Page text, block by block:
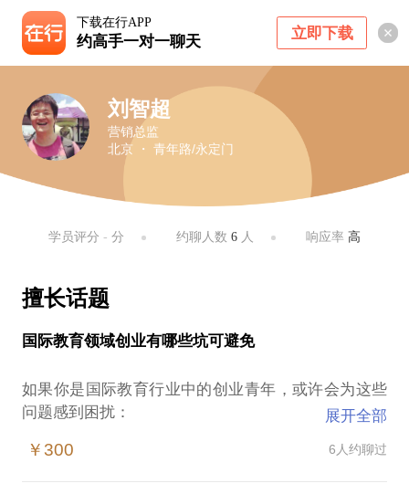
下载在行APP
约高手一对一聊天 立即下载
刘智超
营销总监
北京 ・ 青年路/永定门
学员评分 - 分 约聊人数 6人 响应率高
擅长话题
国际教育领域创业有哪些坑可避免
如果你是国际教育行业中的创业青年，或许会为这些
问题感到困扰：
我应当从哪里找到客户？
展开全部
￥300 6人约聊过